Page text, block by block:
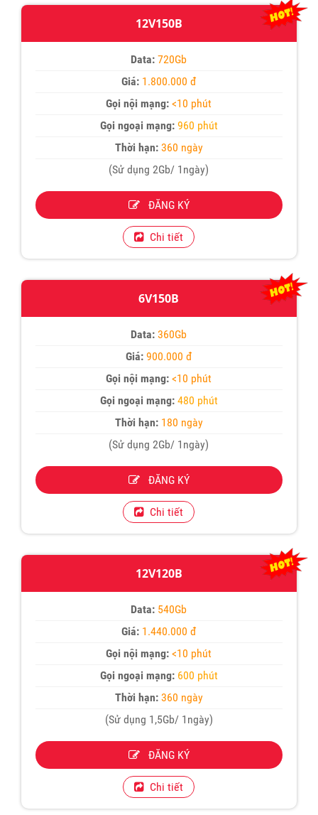
12V150B
Data: 720Gb
Giá: 1.800.000 đ
Gọi nội mạng: <10 phút
Gọi ngoại mạng: 960 phút
Thời hạn:360 ngày
(Sử dụng 2Gb/ 1ngày)
ĐĂNG KÝ
Chi tiết
6V150B
Data: 360Gb
Giá:900.000 đ
Gọi nội mạng: <10 phút
Gọi ngoại mạng: 480 phút
Thời hạn:180 ngày
(Sử dụng 2Gb/ 1ngày)
ĐĂNG KÝ
Chi tiết
12V120B
Data: 540Gb
Giá: 1.440.000 đ
Gọi nội mạng: <10 phút
Gọi ngoại mạng: 600 phút
Thời hạn:360 ngày
(Sử dụng 1,5Gb/ 1ngày)
ĐĂNG KÝ
Chi tiết